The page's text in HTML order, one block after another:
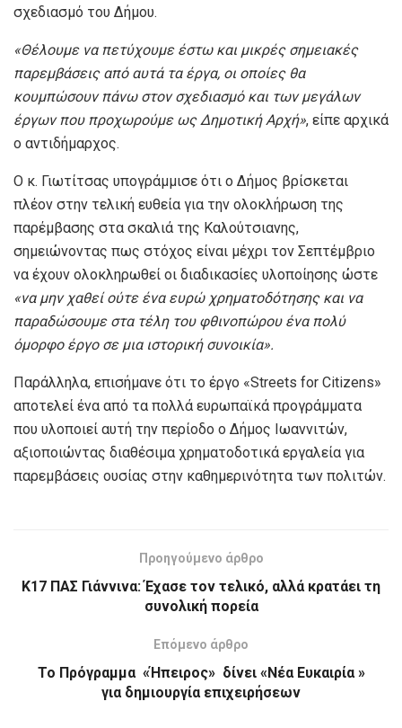
σχεδιασμό του Δήμου.
«Θέλουμε να πετύχουμε έστω και μικρές σημειακές
παρεμβάσεις από αυτά τα έργα, οι οποίες θα
κουμπώσουν πάνω στον σχεδιασμό και των μεγάλων
έργων που προχωρούμε ως Δημοτική Αρχή», είπε αρχικά
ο αντιδήμαρχος.
Ο κ. Γιωτίτσας υπογράμμισε ότι ο Δήμος βρίσκεται
πλέον στην τελική ευθεία για την ολοκλήρωση της
παρέμβασης στα σκαλιά της Καλούτσιανης,
σημειώνοντας πως στόχος είναι μέχρι τον Σεπτέμβριο
να έχουν ολοκληρωθεί οι διαδικασίες υλοποίησης ώστε
«να μην χαθεί ούτε ένα ευρώ χρηματοδότησης και να
παραδώσουμε στα τέλη του φθινοπώρου ένα πολύ
όμορφο έργο σε μια ιστορική συνοικία».
Παράλληλα, επισήμανε ότι το έργο «Streets for Citizens»
αποτελεί ένα από τα πολλά ευρωπαϊκά προγράμματα
που υλοποιεί αυτή την περίοδο ο Δήμος Ιωαννιτών,
αξιοποιώντας διαθέσιμα χρηματοδοτικά εργαλεία για
παρεμβάσεις ουσίας στην καθημερινότητα των πολιτών.
Προηγούμενο άρθρο
Κ17 ΠΑΣ Γιάννινα: Έχασε τον τελικό, αλλά κρατάει τη
συνολική πορεία
Επόμενο άρθρο
Το Πρόγραμμα «Ήπειρος» δίνει «Νέα Ευκαιρία »
για δημιουργία επιχειρήσεων